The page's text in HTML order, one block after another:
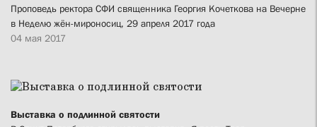
Проповедь ректора СФИ священника Георгия Кочеткова на Вечерне
в Неделю жён-мироносиц, 29 апреля 2017 года
04 мая 2017
Выставка о подлинной святости